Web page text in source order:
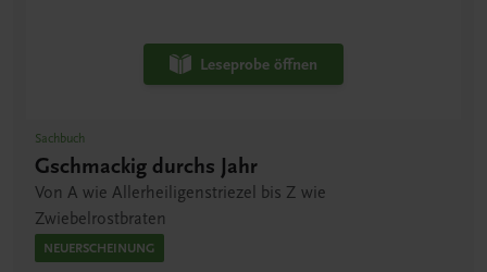
Leseprobe öffnen
Sachbuch
Gschmackig durchs Jahr
Von A wie Allerheiligenstriezel bis Z wie
Zwiebelrostbraten
NEUERSCHEINUNG